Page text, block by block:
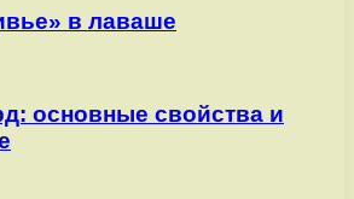
в лаваше
основные свойства и